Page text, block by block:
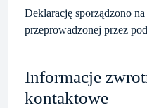
Deklarację sporządzono
przeprowadzonej przez
Informacje
kontaktowe